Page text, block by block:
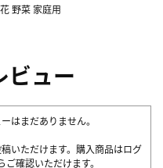
野菜 家庭用
ビュー
はまだありません。
いただけます。購入商品はログ
ご確認いただけます。